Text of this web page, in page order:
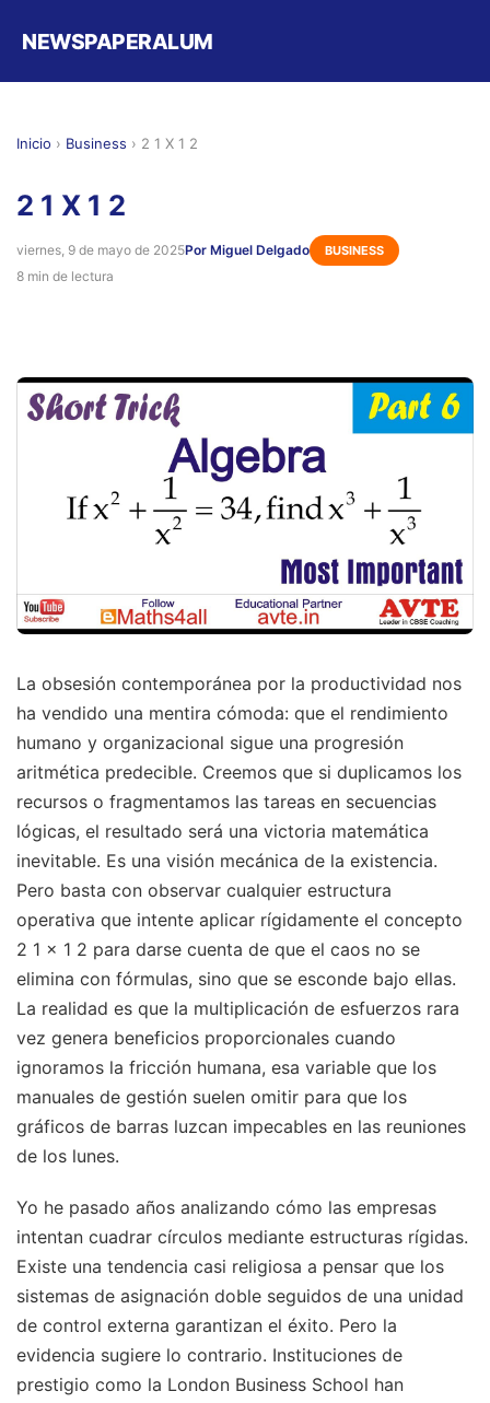
NEWSPAPERALUM
Inicio › Business › 2 1 X 1 2
2 1 X 1 2
viernes, 9 de mayo de 2025Por Miguel Delgado BUSINESS
8 min de lectura
La obsesión contemporánea por la productividad nos
ha vendido una mentira cómoda: que el rendimiento
humano y organizacional sigue una progresión
aritmética predecible. Creemos que si duplicamos los
recursos o fragmentamos las tareas en secuencias
lógicas, el resultado será una victoria matemática
inevitable. Es una visión mecánica de la existencia.
Pero basta con observar cualquier estructura
operativa que intente aplicar rígidamente el concepto
2 1 x 1 2 para darse cuenta de que el caos no se
elimina con fórmulas, sino que se esconde bajo ellas.
La realidad es que la multiplicación de esfuerzos rara
vez genera beneficios proporcionales cuando
ignoramos la fricción humana, esa variable que los
manuales de gestión suelen omitir para que los
gráficos de barras luzcan impecables en las reuniones
de los lunes.
Yo he pasado años analizando cómo las empresas
intentan cuadrar círculos mediante estructuras rígidas.
Existe una tendencia casi religiosa a pensar que los
sistemas de asignación doble seguidos de una unidad
de control externa garantizan el éxito. Pero la
evidencia sugiere lo contrario. Instituciones de
prestigio como la London Business School han